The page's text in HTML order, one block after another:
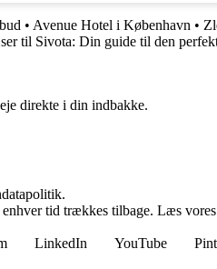
• Avenue Hotel i København •
til Sivota: Din guide til den
direkte i din indbakke.
tid trækkes tilbage. Læs
LinkedIn YouTube